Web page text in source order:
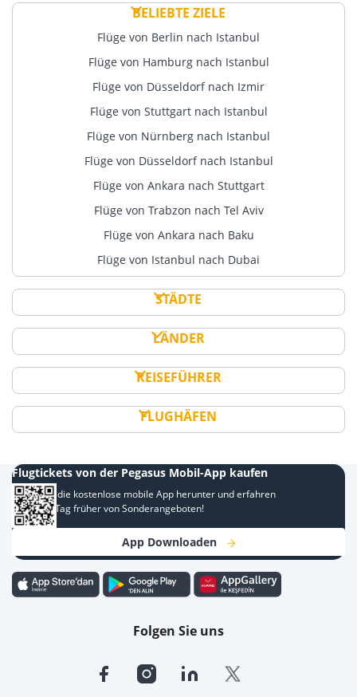
BELIEBTE ZIELE
Flüge von Berlin nach Istanbul
Flüge von Hamburg nach Istanbul
Flüge von Düsseldorf nach Izmir
Flüge von Stuttgart nach Istanbul
Flüge von Nürnberg nach Istanbul
Flüge von Düsseldorf nach Istanbul
Flüge von Ankara nach Stuttgart
Flüge von Trabzon nach Tel Aviv
Flüge von Ankara nach Baku
Flüge von Istanbul nach Dubai
STÄDTE
LÄNDER
REISEFÜHRER
FLUGHÄFEN
Flugtickets von der Pegasus Mobil-App kaufen
Laden Sie die kostenlose mobile App herunter und erfahren
Sie einen Tag früher von Sonderangeboten!
App Downloaden
Folgen Sie uns